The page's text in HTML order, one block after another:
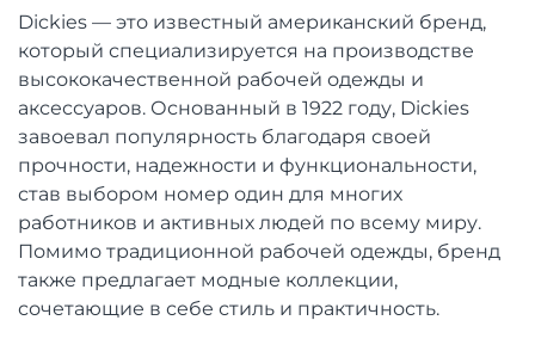
Dickies — это известный американский бренд,
который специализируется на производстве
высококачественной рабочей одежды и
аксессуаров. Основанный в 1922 году, Dickies
завоевал популярность благодаря своей
прочности, надежности и функциональности,
став выбором номер один для многих
работников и активных людей по всему миру.
Помимо традиционной рабочей одежды, бренд
также предлагает модные коллекции,
сочетающие в себе стиль и практичность.